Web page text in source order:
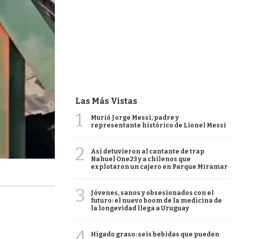
Las Más Vistas
1
Murió Jorge Messi, padre y
representante histórico de Lionel Messi
2
Así detuvieron al cantante de trap
Nahuel One23 y a chilenos que
explotaron un cajero en Parque Miramar
3
Jóvenes, sanos y obsesionados con el
futuro: el nuevo boom de la medicina de
la longevidad llega a Uruguay
Hígado graso: seis bebidas que pueden